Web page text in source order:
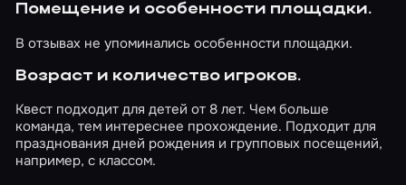
Помещение и особенности площадки.
В отзывах не упоминались особенности площадки.
Возраст и количество игроков.
Квест подходит для детей от 8 лет. Чем больше
команда, тем интереснее прохождение. Подходит для
празднования дней рождения и групповых посещений,
например, с классом.